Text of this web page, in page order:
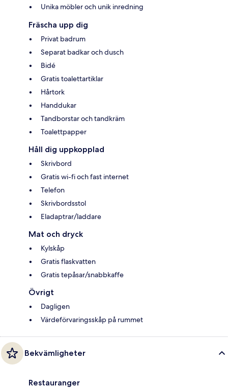
Unika möbler och unik inredning
Fräscha upp dig
Privat badrum
Separat badkar och dusch
Bidé
Gratis toalettartiklar
Hårtork
Handdukar
Tandborstar och tandkräm
Toalettpapper
Håll dig uppkopplad
Skrivbord
Gratis wi-fi och fast internet
Telefon
Skrivbordsstol
Eladaptrar/laddare
Mat och dryck
Kylskåp
Gratis flaskvatten
Gratis tepåsar/snabbkaffe
Övrigt
Dagligen
Värdeförvaringsskåp på rummet
Bekvämligheter
Restauranger